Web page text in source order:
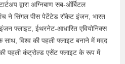
द्वारा अग्निबाण सब-ऑर्बिटल
ने सिंगल पीस पेटेंटेड रॉकेट इंजन, भारत
फ्लाइट, ईथरनेट-आधारित एवियोनिक्स
विश्व की पहली फ्लाइट बनाने में मदद
पहली कंट्रोल्ड एसेंट फ्लाइट के रूप में